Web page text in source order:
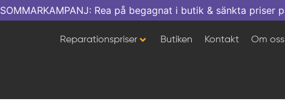
SOMMARKAMPANJ: Rea på begagnat i butik & sänkta priser
Reparationspriser Butiken Kontakt Om oss